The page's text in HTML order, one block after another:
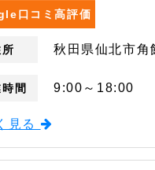
口コミ高評価
秋田県仙北市
間 9:00～18:00
見る